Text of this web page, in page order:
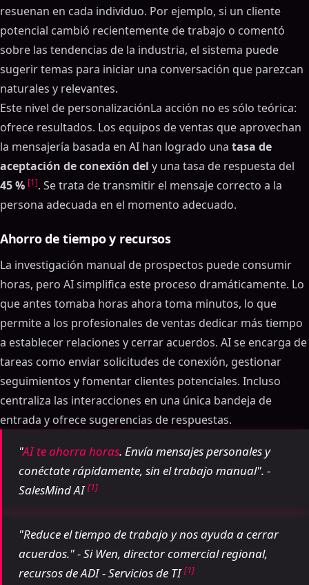
resuenan en cada individuo. Por ejemplo, si un cliente
potencial cambió recientemente de trabajo o comentó
sobre las tendencias de la industria, el sistema puede
sugerir temas para iniciar una conversación que parezcan
naturales y relevantes.
Este nivel de personalizaciónLa acción no es sólo teórica:
ofrece resultados. Los equipos de ventas que aprovechan
la mensajería basada en AI han logrado una tasa de
aceptación de conexión del y una tasa de respuesta del
45 % [1]. Se trata de transmitir el mensaje correcto a la
persona adecuada en el momento adecuado.
Ahorro de tiempo y recursos
La investigación manual de prospectos puede consumir
horas, pero AI simplifica este proceso dramáticamente. Lo
que antes tomaba horas ahora toma minutos, lo que
permite a los profesionales de ventas dedicar más tiempo
a establecer relaciones y cerrar acuerdos. AI se encarga de
tareas como enviar solicitudes de conexión, gestionar
seguimientos y fomentar clientes potenciales. Incluso
centraliza las interacciones en una única bandeja de
entrada y ofrece sugerencias de respuestas.
"AI te ahorra horas. Envía mensajes personales y
conéctate rápidamente, sin el trabajo manual". -
SalesMind AI[1]
"Reduce el tiempo de trabajo y nos ayuda a cerrar
acuerdos." - Si Wen, director comercial regional,
recursos de ADI - Servicios de TI[1]